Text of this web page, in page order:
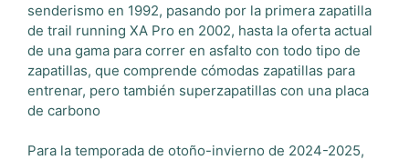
senderismo en 1992, pasando por la primera zapatilla
de trail running XA Pro en 2002, hasta la oferta actual
de una gama para correr en asfalto con todo tipo de
zapatillas, que comprende cómodas zapatillas para
entrenar, pero también superzapatillas con una placa
de carbono
Para la temporada de otoño-invierno de 2024-2025,